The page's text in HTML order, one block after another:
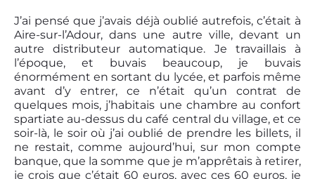
J’ai pensé que j’avais déjà oublié autrefois, c’était à
Aire-sur-l’Adour, dans une autre ville, devant un
autre distributeur automatique. Je travaillais à
l’époque, et buvais beaucoup, je buvais
énormément en sortant du lycée, et parfois même
avant d’y entrer, ce n’était qu’un contrat de
quelques mois, j’habitais une chambre au confort
spartiate au-dessus du café central du village, et ce
soir-là, le soir où j’ai oublié de prendre les billets, il
ne restait, comme aujourd’hui, sur mon compte
banque, que la somme que je m’apprêtais à retirer,
je crois que c’était 60 euros, avec ces 60 euros, je